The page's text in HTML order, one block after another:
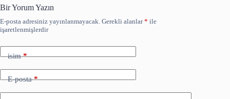
Bir Yorum Yazın
E-posta adresiniz yayınlanmayacak. Gerekli alanlar* ile
işaretlenmişlerdir
isim*
E-posta*